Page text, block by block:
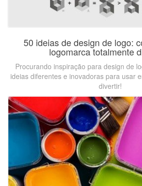
50 ideias de design de logo:
logomarca totalmente
Procurando inspiração para design de
ideias diferentes e inovadoras para usar
divertir!